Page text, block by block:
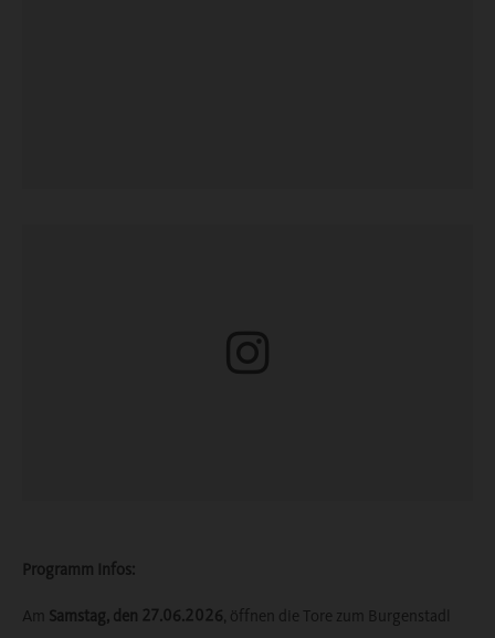
Programm Infos:
Am Samstag, den 27.06.2026, öffnen die Tore zum Burgenstadl